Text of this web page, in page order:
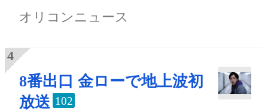
オリコンニュース
8番出口 金ローで地上波初
放送 102